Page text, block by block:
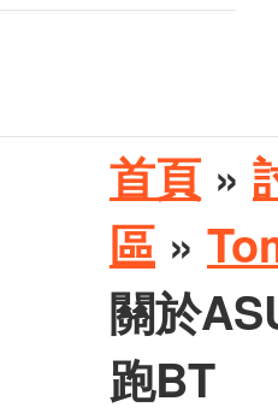
首頁 »
區 »
關於
跑BT